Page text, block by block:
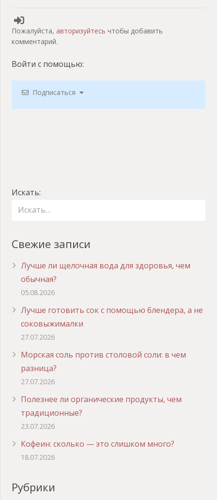
Пожалуйста, авторизуйтесь чтобы добавить
комментарий.
Войти с помощью:
Подписаться
Искать:
Свежие записи
Лучше ли щелочная вода для здоровья, чем
обычная?
05.08.2026
Лучше готовить сок с помощью блендера, а не
соковыжималки
27.07.2026
Морская соль против столовой соли: в чем
разница?
27.07.2026
Полезнее ли органические продукты, чем
традиционные?
23.07.2026
Кофеин: сколько — это слишком много?
18.07.2026
Рубрики